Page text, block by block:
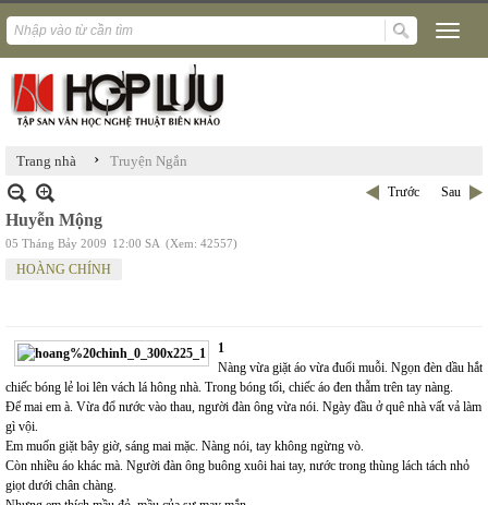
Trang nhà › Truyện Ngắn
Trước Sau
Huyễn Mộng
05 Tháng Bảy 2009 12:00 SA (Xem: 42557)
HOÀNG CHÍNH
1
Nàng vừa giặt áo vừa đuổi muỗi. Ngọn đèn dầu hắt
chiếc bóng lẻ loi lên vách lá hông nhà. Trong bóng tối, chiếc áo đen thẫm trên tay nàng.
Để mai em à. Vừa đổ nước vào thau, người đàn ông vừa nói. Ngày đầu ở quê nhà vất vả làm
gì vội.
Em muốn giặt bây giờ, sáng mai mặc. Nàng nói, tay không ngừng vò.
Còn nhiều áo khác mà. Người đàn ông buông xuôi hai tay, nước trong thùng lách tách nhỏ
giọt dưới chân chàng.